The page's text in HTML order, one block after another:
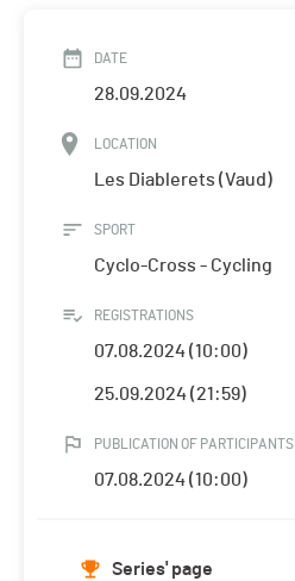
DATE
28.09.2024
LOCATION
Les Diablerets (Vaud)
SPORT
Cyclo-Cross - Cycling
REGISTRATIONS
07.08.2024 (10:00)
25.09.2024 (21:59)
PUBLICATION OF PARTICIPANTS
07.08.2024 (10:00)
Series' page